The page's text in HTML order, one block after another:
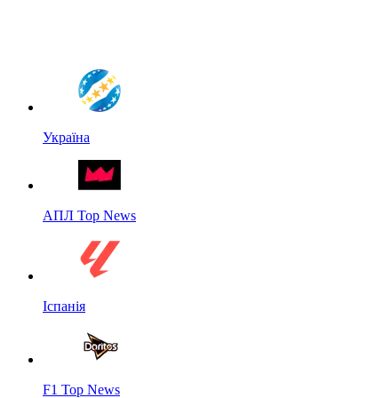
Україна
АПЛ Top News
Іспанія
F1 Top News